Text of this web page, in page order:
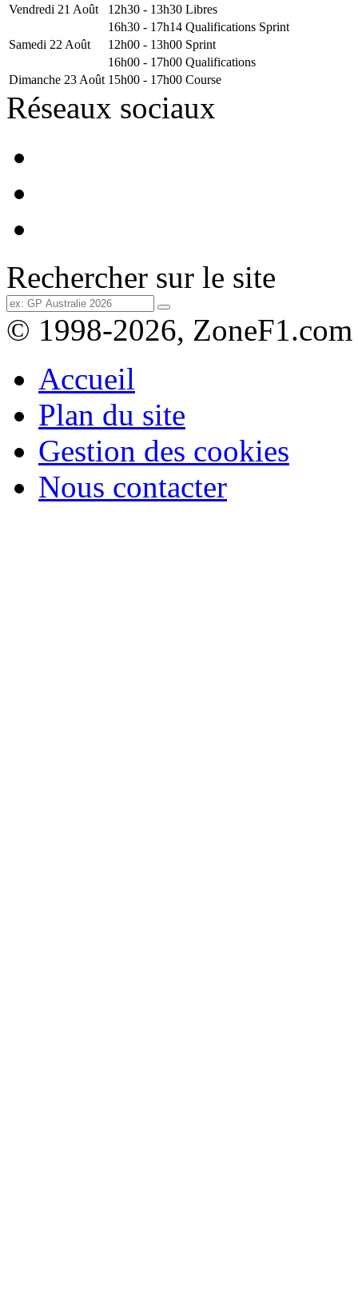
Vendredi 21 Août 12h30 - 13h30 Libres
16h30 - 17h14 Qualifications Sprint
Samedi 22 Août
12h00 - 13h00 Sprint
16h00 - 17h00 Qualifications
Dimanche 23 Août 15h00 - 17h00 Course
Réseaux sociaux
Rechercher sur le site
© 1998-2026, ZoneF1.com
Accueil
Plan du site
Gestion des cookies
Nous contacter